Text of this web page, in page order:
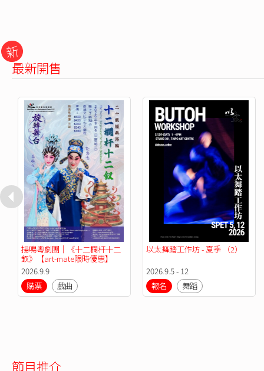
新
最新開售
揚鳴粵劇團｜《十二欄杆十二
釵》【art-mate限時優惠】
2026.9.9
購票
戲曲
以太舞踏工作坊 - 夏季 （2）
2026.9.5 - 12
報名
舞蹈
節目推介